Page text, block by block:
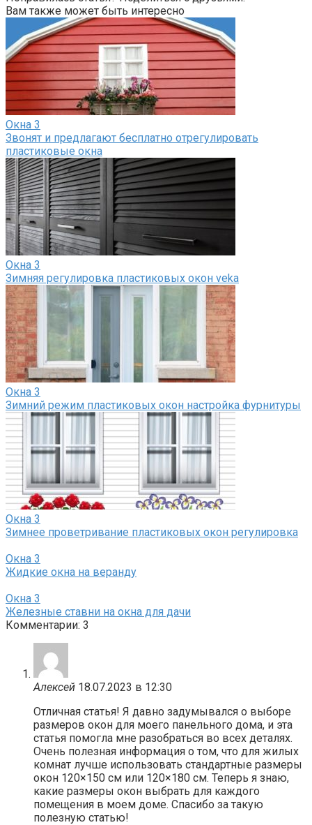
Вам также может быть интересно
Окна 3
Звонят и предлагают бесплатно отрегулировать
пластиковые окна
Окна 3
Зимняя регулировка пластиковых окон veka
Окна 3
Зимний режим пластиковых окон настройка фурнитуры
Окна 3
Зимнее проветривание пластиковых окон регулировка
Окна 3
Жидкие окна на веранду
Окна 3
Железные ставни на окна для дачи
Комментарии: 3
Алексей 18.07.2023 в 12:30
Отличная статья! Я давно задумывался о выборе
размеров окон для моего панельного дома, и эта
статья помогла мне разобраться во всех деталях.
Очень полезная информация о том, что для жилых
комнат лучше использовать стандартные размеры
окон 120×150 см или 120×180 см. Теперь я знаю,
какие размеры окон выбрать для каждого
помещения в моем доме. Спасибо за такую
полезную статью!